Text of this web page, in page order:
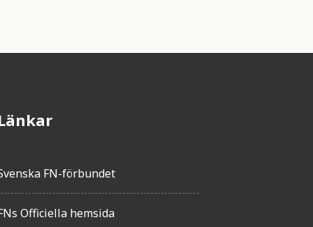
FN-förbundet
Officiella hemsida